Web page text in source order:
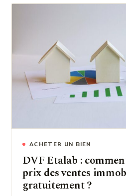
ACHETER UN BIEN
DVF Etalab :
prix des ventes
gratuitement ?